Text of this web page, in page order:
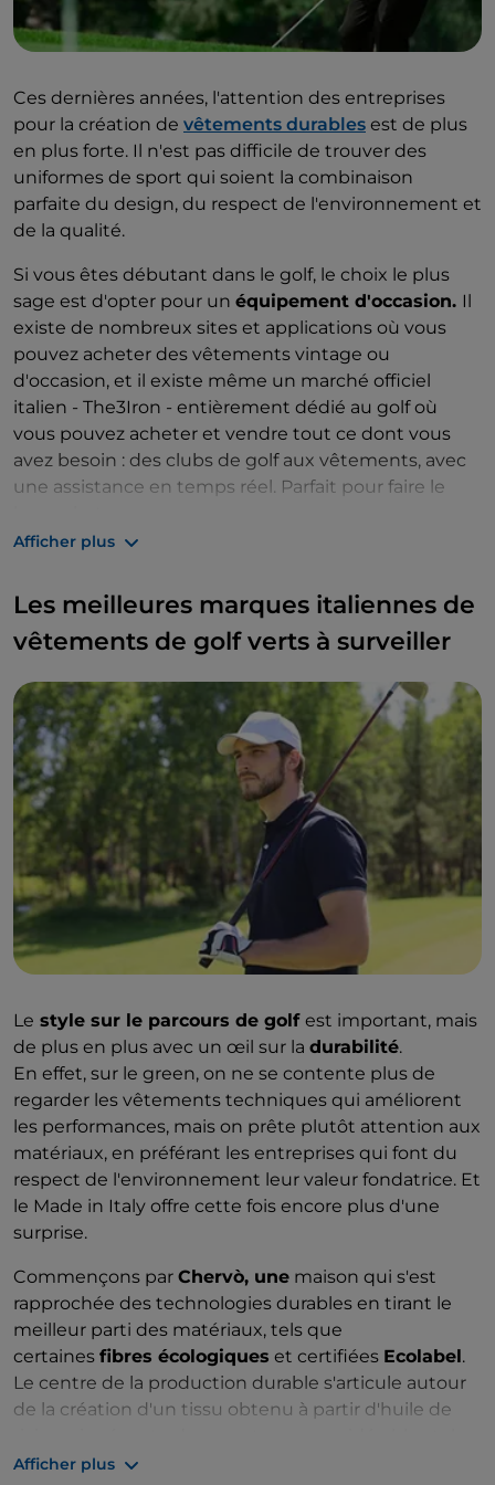
Ces dernières années, l'attention des entreprises
pour la création de vêtements durables est de plus
en plus forte. Il n'est pas difficile de trouver des
uniformes de sport qui soient la combinaison
parfaite du design, du respect de l'environnement et
de la qualité.
Si vous êtes débutant dans le golf, le choix le plus
sage est d'opter pour un équipement d'occasion. Il
existe de nombreux sites et applications où vous
pouvez acheter des vêtements vintage ou
d'occasion, et il existe même un marché officiel
italien - The3Iron - entièrement dédié au golf où
vous pouvez acheter et vendre tout ce dont vous
avez besoin : des clubs de golf aux vêtements, avec
une assistance en temps réel. Parfait pour faire le
Afficher plus
Les meilleures marques italiennes de
vêtements de golf verts à surveiller
Le style sur le parcours de golf est important, mais
de plus en plus avec un œil sur la durabilité.
En effet, sur le green, on ne se contente plus de
regarder les vêtements techniques qui améliorent
les performances, mais on prête plutôt attention aux
matériaux, en préférant les entreprises qui font du
respect de l'environnement leur valeur fondatrice. Et
le Made in Italy offre cette fois encore plus d'une
surprise.
Commençons par Chervò, une maison qui s'est
rapprochée des technologies durables en tirant le
meilleur parti des matériaux, tels que
certaines fibres écologiques et certifiées Ecolabel.
Le centre de la production durable s'articule autour
de la création d'un tissu obtenu à partir d'huile de
qu'une meilleure absorption et évaporation de
Afficher plus